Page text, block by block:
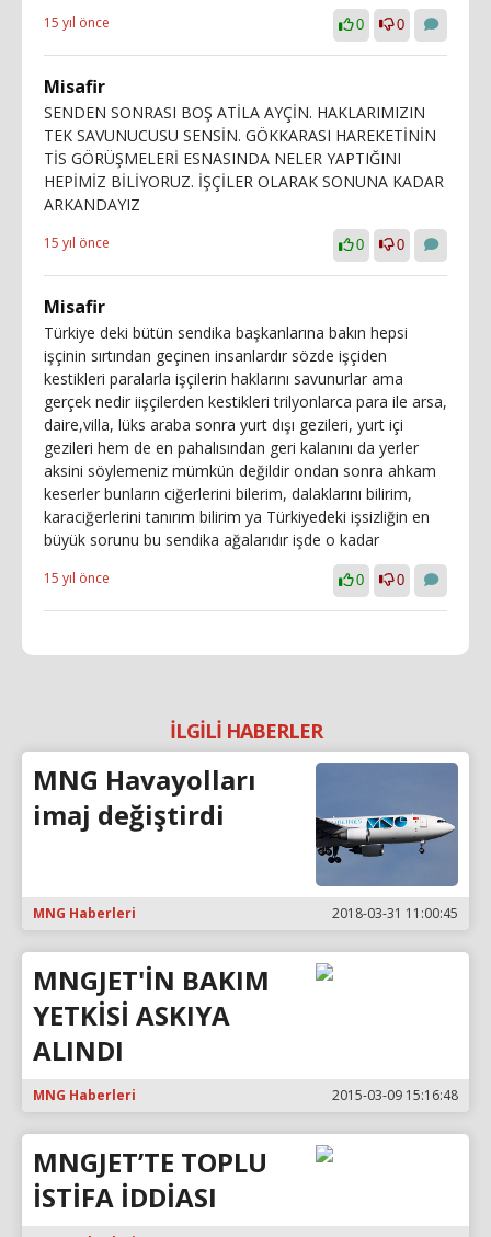
15 yıl önce 0 0
Misafir
SENDEN SONRASI BOŞ ATİLA AYÇİN. HAKLARIMIZIN
TEK SAVUNUCUSU SENSİN. GÖKKARASI HAREKETİNİN
TİS GÖRÜŞMELERİ ESNASINDA NELER YAPTIĞINI
HEPİMİZ BİLİYORUZ. İŞÇİLER OLARAK SONUNA KADAR
ARKANDAYIZ
15 yıl önce 0 0
Misafir
Türkiye deki bütün sendika başkanlarına bakın hepsi
işçinin sırtından geçinen insanlardır sözde işçiden
kestikleri paralarla işçilerin haklarını savunurlar ama
gerçek nedir iişçilerden kestikleri trilyonlarca para ile arsa,
daire,villa, lüks araba sonra yurt dışı gezileri, yurt içi
gezileri hem de en pahalısından geri kalanını da yerler
aksini söylemeniz mümkün değildir ondan sonra ahkam
keserler bunların ciğerlerini bilerim, dalaklarını bilirim,
karaciğerlerini tanırım bilirim ya Türkiyedeki işsizliğin en
büyük sorunu bu sendika ağalarıdır işde o kadar
15 yıl önce 0 0
İLGİLİ HABERLER
MNG Havayolları
imaj değiştirdi
MNG Haberleri 2018-03-31 11:00:45
MNGJET'İN BAKIM
YETKİSİ ASKIYA
ALINDI
MNG Haberleri 2015-03-09 15:16:48
MNGJET’TE TOPLU
İSTİFA İDDİASI